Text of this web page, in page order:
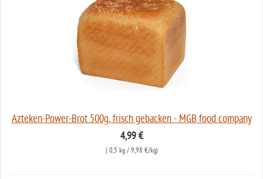
Azteken-Power-Brot 500g, frisch gebacken - MGB food company
4,99 €
( 0,5 kg/ 9,98 €/kg)